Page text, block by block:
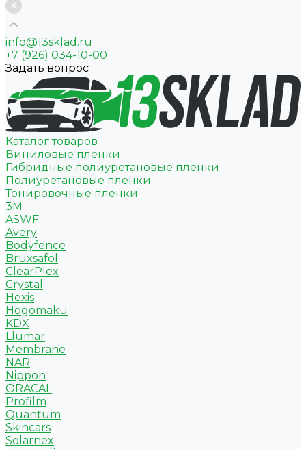
info@13sklad.ru
+7 (926) 034-10-00
Задать вопрос
Каталог товаров
Виниловые пленки
Гибридные полиуретановые пленки
Полиуретановые пленки
Тонировочные пленки
3M
ASWF
Avery
Bodyfence
Bruxsafol
ClearPlex
Crystal
Hexis
Hogomaku
KDX
Llumar
Membrane
NAR
Nippon
ORACAL
Profilm
Quantum
Skincars
Solarnex